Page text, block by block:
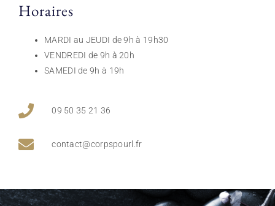
Horaires
MARDI au JEUDI de 9h à 19h30
VENDREDI de 9h à 20h
SAMEDI de 9h à 19h
09 50 35 21 36
contact@corpspourl.fr